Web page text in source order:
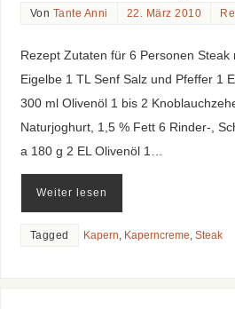
Von Tante Anni 22. März 2010
Rezept Zutaten für 6 Personen Steak
Eigelbe 1 TL Senf Salz und Pfeffer 1
300 ml Olivenöl 1 bis 2
Naturjoghurt, 1,5 % Fett 6 Rinder-,
a 180 g 2 EL Olivenöl 1…
Weiter lesen
Tagged Kapern, Kaperncreme, Steak